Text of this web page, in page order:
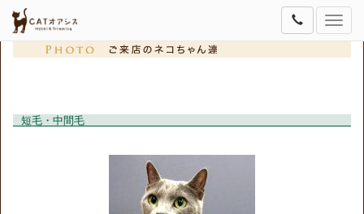
Toggle
短毛・中間毛